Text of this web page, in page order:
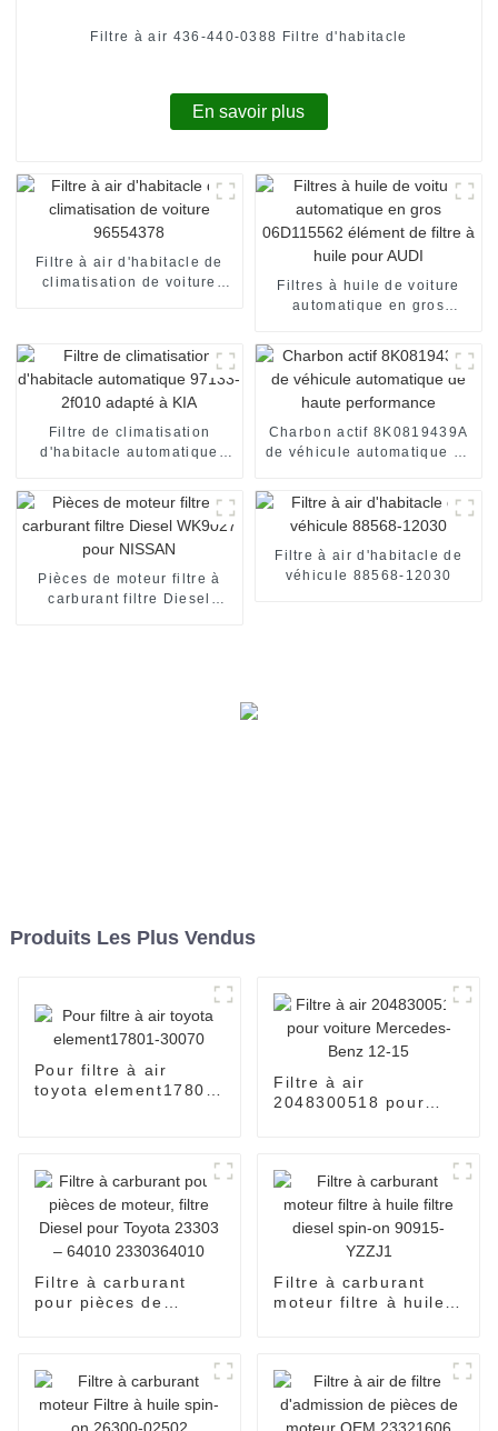
Filtre à air 436-440-0388 Filtre d'habitacle
En savoir plus
Filtre à air d'habitacle de
climatisation de voiture
Filtres à huile de voiture
automatique en gros
Filtre de climatisation
d'habitacle automatique
Charbon actif 8K0819439A
de véhicule automatique de
Pièces de moteur filtre à
carburant filtre Diesel
Filtre à air d'habitacle de
véhicule 88568-12030
Produits Les Plus Vendus
Pour filtre à air
toyota element17801-
Filtre à air
2048300518 pour
Filtre à carburant
pour pièces de
Filtre à carburant
moteur filtre à huile